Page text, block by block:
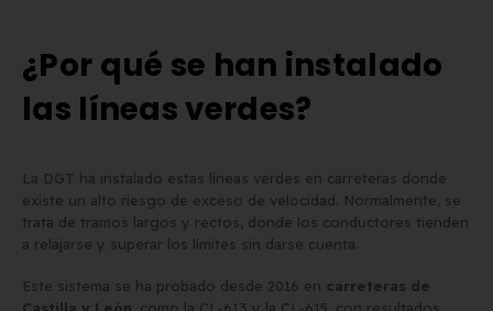
¿Por qué se han instalado
las líneas verdes?
La DGT ha instalado estas líneas verdes en carreteras donde
existe un alto riesgo de exceso de velocidad. Normalmente, se
trata de tramos largos y rectos, donde los conductores tienden
a relajarse y superar los límites sin darse cuenta.
Este sistema se ha probado desde 2016 en carreteras de